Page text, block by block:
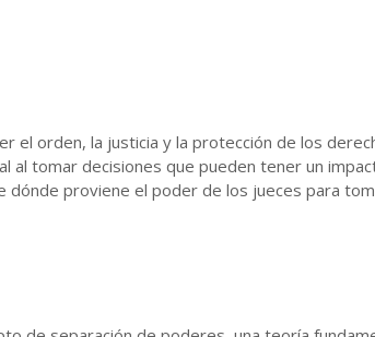
el orden, la justicia y la protección de los
tomar decisiones que pueden tener un
dónde proviene el poder de los jueces para